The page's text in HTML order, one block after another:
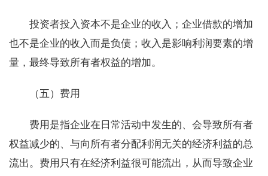
投资者投入资本不是企业的收入；企业借款的增加
也不是企业的收入而是负债；收入是影响利润要素的增
量，最终导致所有者权益的增加。
（五）费用
费用是指企业在日常活动中发生的、会导致所有者
权益减少的、与向所有者分配利润无关的经济利益的总
流出。费用只有在经济利益很可能流出，从而导致企业